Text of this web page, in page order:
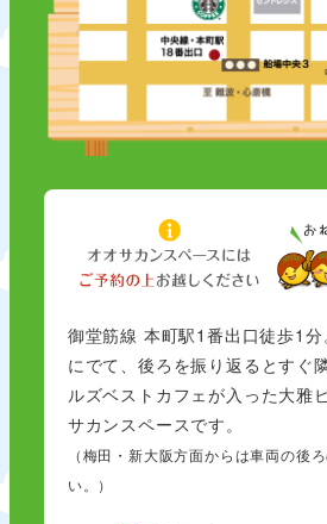
御堂筋線 本町駅1番出口徒歩1
にでて、後ろを振り返るとすぐ
ルズベストカフェが入った大雅
サカンスペースです。
（梅田・新大阪方面からは車両の後
い。）